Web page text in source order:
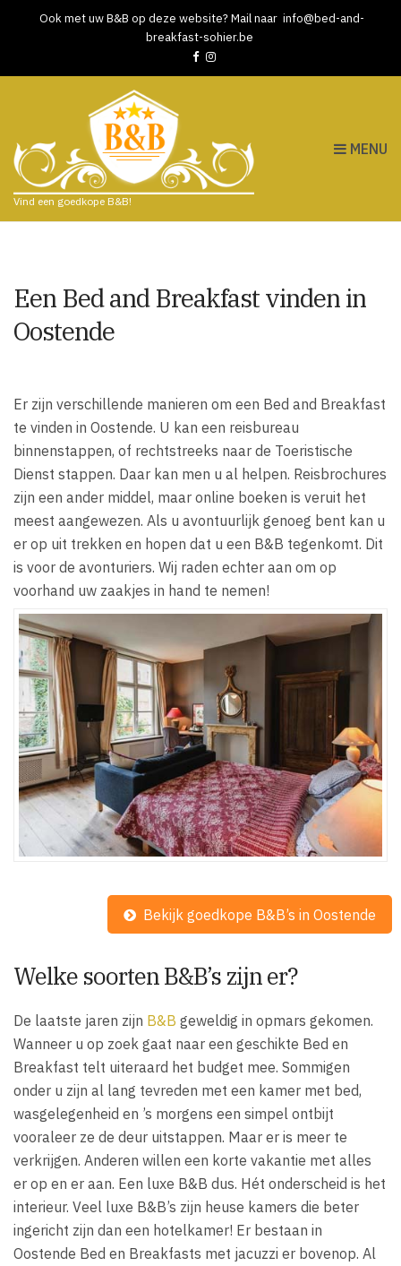
Ook met uw B&B op deze website? Mail naar info@bed-and-
breakfast-sohier.be
Vind een goedkope B&B!
MENU
Een Bed and Breakfast vinden in
Oostende
Er zijn verschillende manieren om een Bed and Breakfast
te vinden in Oostende. U kan een reisbureau
binnenstappen, of rechtstreeks naar de Toeristische
Dienst stappen. Daar kan men u al helpen. Reisbrochures
zijn een ander middel, maar online boeken is veruit het
meest aangewezen. Als u avontuurlijk genoeg bent kan u
er op uit trekken en hopen dat u een B&B tegenkomt. Dit
is voor de avonturiers. Wij raden echter aan om op
voorhand uw zaakjes in hand te nemen!
Bekijk goedkope B&B’s in Oostende
Welke soorten B&B’s zijn er?
De laatste jaren zijn B&B geweldig in opmars gekomen.
Wanneer u op zoek gaat naar een geschikte Bed en
Breakfast telt uiteraard het budget mee. Sommigen
onder u zijn al lang tevreden met een kamer met bed,
wasgelegenheid en ’s morgens een simpel ontbijt
vooraleer ze de deur uitstappen. Maar er is meer te
verkrijgen. Anderen willen een korte vakantie met alles
er op en er aan. Een luxe B&B dus. Hét onderscheid is het
interieur. Veel luxe B&B’s zijn heuse kamers die beter
ingericht zijn dan een hotelkamer! Er bestaan in
Oostende Bed en Breakfasts met jacuzzi er bovenop. Al